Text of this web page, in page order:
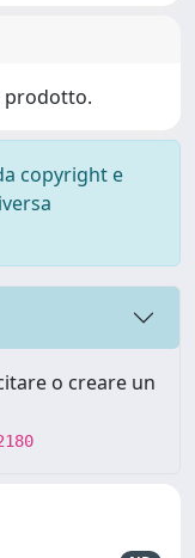
prodotto.
copyright e
o creare un